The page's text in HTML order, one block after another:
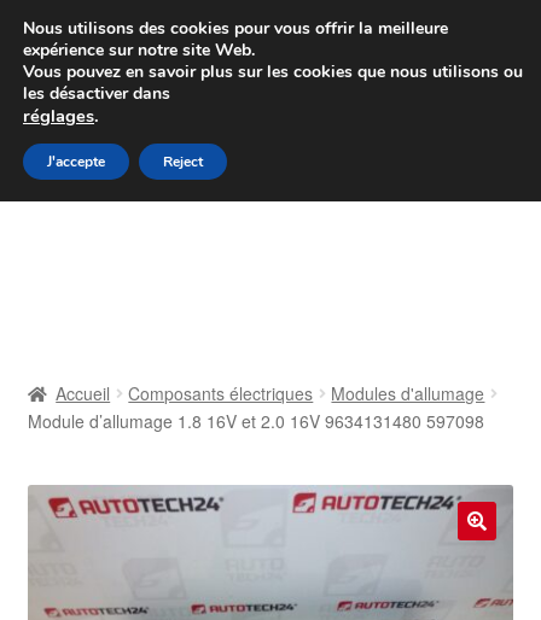
Colissimo livraison à partir de 7 EUR
Du lundi au vendredi de 9 h à 16 h
Aller
à
Aller
au
Contact
Livraison
Accueil Composants électriques
Modules d'allumage
Module d’allumage 1.8 16V et 2.0 16V 9634131480 597098
Nous utilisons des cookies pour vous offrir la meilleure
expérience sur notre site Web.
Vous pouvez en savoir plus sur les cookies que nous utilisons ou
les désactiver dans
réglages.
J'accepte Reject